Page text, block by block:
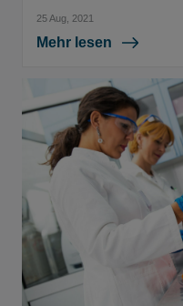
25 Aug, 2021
Mehr lesen